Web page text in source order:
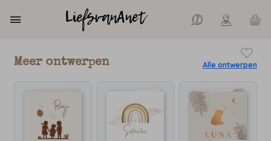
Meer ontwerpen Alle ontwerpen